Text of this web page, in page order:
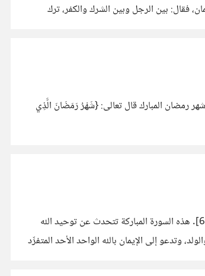
فقال: بين الرجل وبين الشرك والكفر، ترك
قال تعالى: {إِنَّا أَنْزَلْنَاهُ فِي لَيْلَةِ الْقَدْر} [القدر: 1]، وهذه الليلة هي أحد ليالي شهر رمضان المبارك قال تعالى: {شَهْرُ رَمَضَانَ الَّذِي
قال الله تعالى: ﴿قُلْ أَعُوذُ بِرَبِّ النَّاسِ * مَلِكِ النَّاسِ * إِلَهِ النَّاسِ * مِنْ شَرِّ الْوَسْوَاسِ الْخَنَّاسِ * الَّذِي يُوَسْوِسُ فِي صُدُورِ النَّاسِ * مِنَ الْجِنَّةِ وَالنَّاسِ﴾ [الناس: 1-6]. هذه السورة المباركة تتحدث عن توحيد الله
وتدعو إلى الإيمان بالله الواحد الأحد المتفرِّد